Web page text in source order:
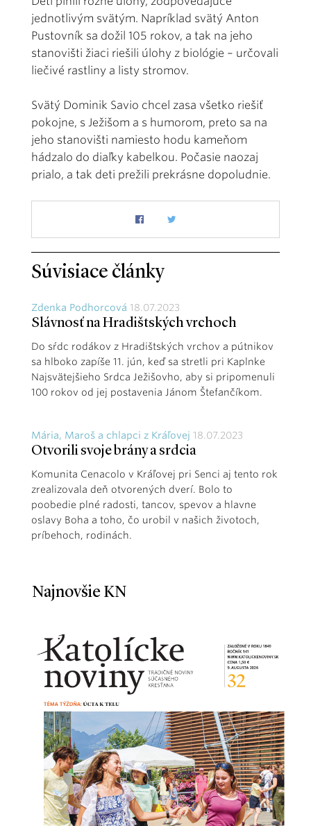
jednotlivým svätým. Napríklad svätý Anton
Pustovník sa dožil 105 rokov, a tak na jeho
stanovišti žiaci riešili úlohy z biológie – určovali
liečivé rastliny a listy stromov.
Svätý Dominik Savio chcel zasa všetko riešiť
pokojne, s Ježišom a s humorom, preto sa na
jeho stanovišti namiesto hodu kameňom
hádzalo do diaľky kabelkou. Počasie naozaj
prialo, a tak deti prežili prekrásne dopoludnie.
Súvisiace články
Zdenka Podhorcová 18.07.2023
Slávnosť na Hradištských vrchoch
Do sŕdc rodákov z Hradištských vrchov a pútnikov
sa hlboko zapíše 11. jún, keď sa stretli pri Kaplnke
Najsvätejšieho Srdca Ježišovho, aby si pripomenuli
100 rokov od jej postavenia Jánom Štefančíkom.
Mária, Maroš a chlapci z Kráľovej 18.07.2023
Otvorili svoje brány a srdcia
Komunita Cenacolo v Kráľovej pri Senci aj tento rok
zrealizovala deň otvorených dverí. Bolo to
poobedie plné radosti, tancov, spevov a hlavne
oslavy Boha a toho, čo urobil v našich životoch,
príbehoch, rodinách.
Najnovšie KN